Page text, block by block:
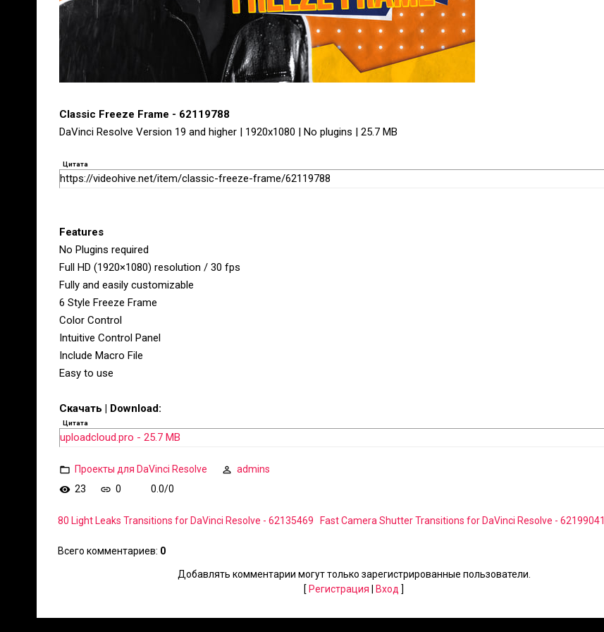
Classic Freeze Frame - 62119788
DaVinci Resolve Version 19 and higher | 1920x1080 | No plugins | 25.7 MB
Цитата
https://videohive.net/item/classic-freeze-frame/62119788
Features
No Plugins required
Full HD (1920×1080) resolution / 30 fps
Fully and easily customizable
6 Style Freeze Frame
Color Control
Intuitive Control Panel
Include Macro File
Easy to use
Скачать | Download:
Цитата
uploadcloud.pro - 25.7 MB
Проекты для DaVinci Resolve
admins
23
0 0.0/0
80 Light Leaks Transitions for DaVinci Resolve - 62135469 Fast Camera Shutter Transitions for DaVinci Resolve - 62199041
Всего комментариев: 0
Добавлять комментарии могут только зарегистрированные пользователи.
[ Регистрация Вход ]